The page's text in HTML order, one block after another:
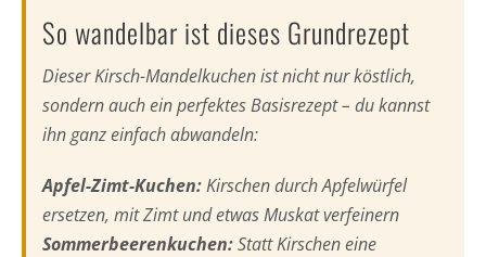
So wandelbar ist dieses Grundrezept
Dieser Kirsch-Mandelkuchen ist nicht nur köstlich,
sondern auch ein perfektes Basisrezept – du kannst
ihn ganz einfach abwandeln:
Apfel-Zimt-Kuchen:Kirschen durch Apfelwürfel
ersetzen, mit Zimt und etwas Muskat verfeinern
Sommerbeerenkuchen:Statt Kirschen eine